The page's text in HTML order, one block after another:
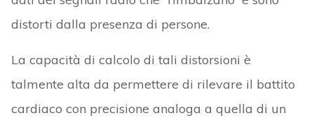
distorti dalla presenza di persone.
La capacità di calcolo di tali distorsioni è
talmente alta da permettere di rilevare il battito
cardiaco con precisione analoga a quella di un